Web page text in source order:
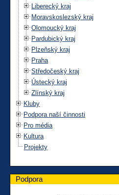
Liberecký kraj
Moravskoslezský kraj
Olomoucký kraj
Pardubický kraj
Plzeňský kraj
Praha
Středočeský kraj
Ústecký kraj
Zlínský kraj
Kluby
Podpora naší činnosti
Pro média
Kultura
Projekty
Podpora